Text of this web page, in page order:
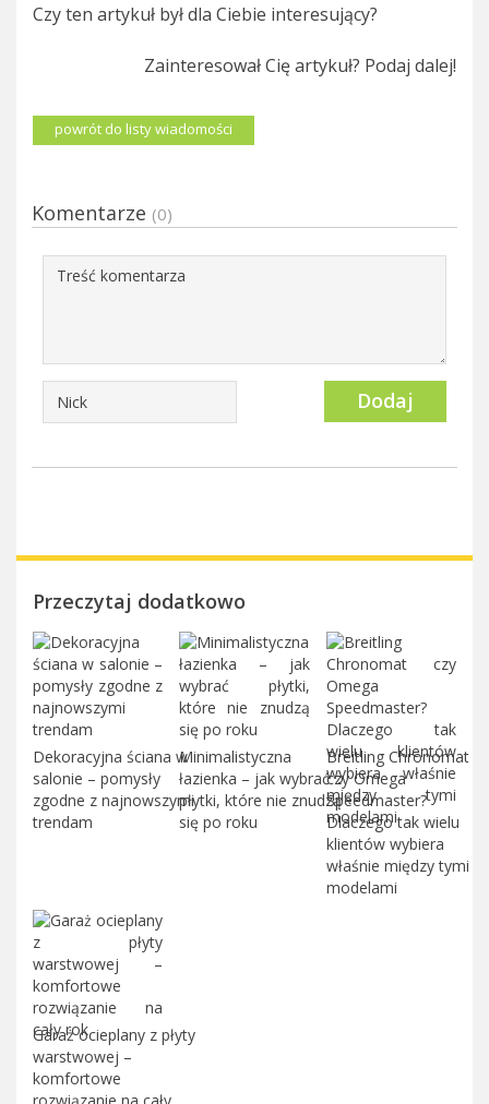
Czy ten artykuł był dla Ciebie interesujący?
Zainteresował Cię artykuł? Podaj dalej!
powrót do listy wiadomości
Komentarze (0)
Dodaj
Przeczytaj dodatkowo
Dekoracyjna ściana w
salonie – pomysły
zgodne z najnowszymi
trendam
Minimalistyczna
łazienka – jak wybrać
płytki, które nie znudzą
się po roku
Breitling Chronomat
czy Omega
Speedmaster?
Dlaczego tak wielu
klientów wybiera
właśnie między tymi
modelami
Garaż ocieplany z płyty
warstwowej –
komfortowe